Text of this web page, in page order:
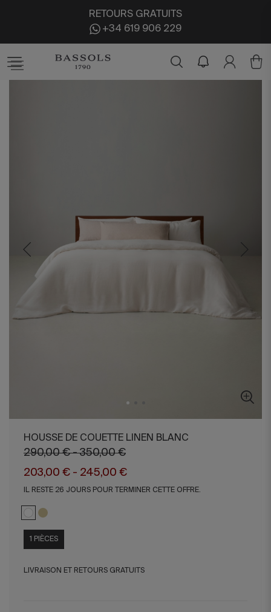
RETOURS GRATUITS
+34 619 906 229
HOUSSE DE COUETTE LINEN BLANC
290,00 € - 350,00 €
203,00 € - 245,00 €
IL RESTE 26 JOURS POUR TERMINER CETTE OFFRE.
1 PIÈCES
LIVRAISON ET RETOURS GRATUITS